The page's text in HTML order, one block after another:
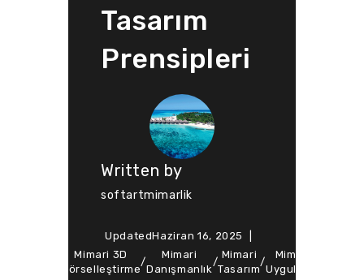
Tasarım
Prensipleri
Written by
softartmimarlik
UpdatedHaziran 16, 2025
Mimari 3D
Görselleştirme
/
Mimari
Danışmanlık
/
Mimari
Tasarım
/
Mimari
Uygulama